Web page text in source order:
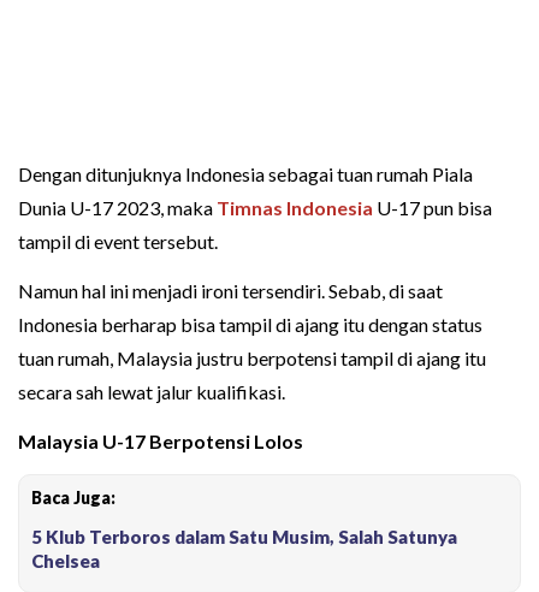
Dengan ditunjuknya Indonesia sebagai tuan rumah Piala
Dunia U-17 2023, maka Timnas Indonesia U-17 pun bisa
tampil di event tersebut.
Namun hal ini menjadi ironi tersendiri. Sebab, di saat
Indonesia berharap bisa tampil di ajang itu dengan status
tuan rumah, Malaysia justru berpotensi tampil di ajang itu
secara sah lewat jalur kualifikasi.
Malaysia U-17 Berpotensi Lolos
Baca Juga:
5 Klub Terboros dalam Satu Musim, Salah Satunya
Chelsea